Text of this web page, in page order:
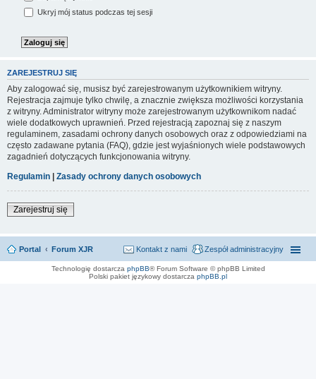
Ukryj mój status podczas tej sesji
ZAREJESTRUJ SIĘ
Aby zalogować się, musisz być zarejestrowanym użytkownikiem witryny.
Rejestracja zajmuje tylko chwilę, a znacznie zwiększa możliwości korzystania
z witryny. Administrator witryny może zarejestrowanym użytkownikom nadać
wiele dodatkowych uprawnień. Przed rejestracją zapoznaj się z naszym
regulaminem, zasadami ochrony danych osobowych oraz z odpowiedziami na
często zadawane pytania (FAQ), gdzie jest wyjaśnionych wiele podstawowych
zagadnień dotyczących funkcjonowania witryny.
Regulamin
Zasady ochrony danych osobowych
Zarejestruj się
Portal Forum XJR Zespół administracyjny
Kontakt z nami
Technologię dostarcza phpBB® Forum Software © phpBB Limited
Polski pakiet językowy dostarcza phpBB.pl